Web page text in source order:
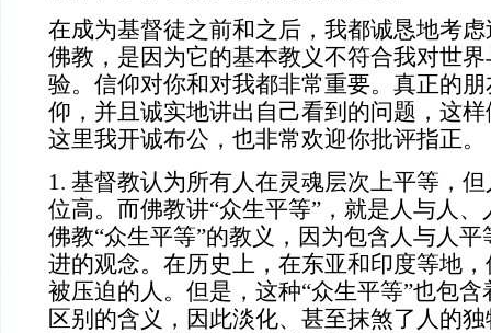
在成为基督徒之前和之后，我都诚恳地考
佛教，是因为它的基本教义不符合我对世
验。信仰对你和对我都非常重要。真正的
仰，并且诚实地讲出自己看到的问题，这
这里我开诚布公，也非常欢迎你批评指正。
1. 基督教认为所有人在灵魂层次上平等，
位高。而佛教讲“众生平等”，就是人与人
佛教“众生平等”的教义，因为包含人与人
进的观念。在历史上，在东亚和印度等地
被压迫的人。但是，这种“众生平等”也包
区别的含义，因此淡化、甚至抹煞了人的